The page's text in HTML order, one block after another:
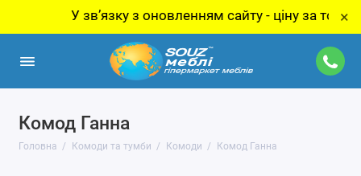
У звʼязку з оновленням сайту - ціну за товар ×
Комод Ганна
Головна Комоди та тумби Комоди Комод Ганна